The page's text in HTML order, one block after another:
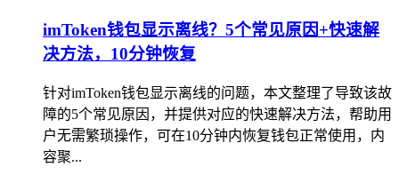
imToken钱包显示离线？5个常见原因+快速解
决方法，10分钟恢复
针对imToken钱包显示离线的问题，本文整理了导致该故
障的5个常见原因，并提供对应的快速解决方法，帮助用
户无需繁琐操作，可在10分钟内恢复钱包正常使用，内
容聚...